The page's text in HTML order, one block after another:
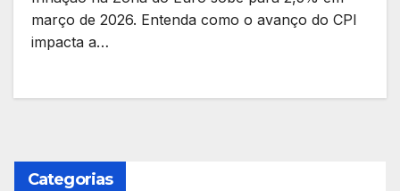
março de 2026. Entenda como o avanço do CPI
impacta a…
Categorias